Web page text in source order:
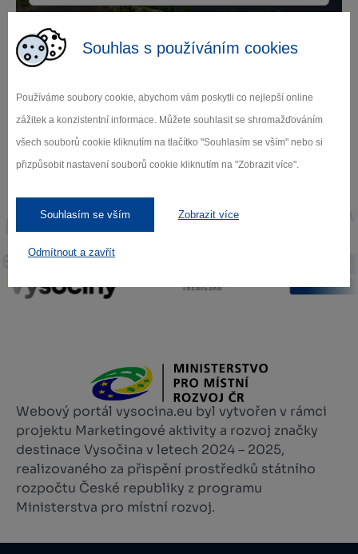
Souhlas s používáním cookies
Používáme soubory cookie, abychom vám poskytli co nejlepší online
zážitek a konzistentní informace. Můžete souhlasit se shromažďováním
všech souborů cookie kliknutím na tlačítko "Souhlasím se vším" nebo si
přizpůsobit nastavení souborů cookie kliknutím na "Zobrazit více".
Souhlasím se vším Zobrazit více
Odmítnout a zavřít
Odebírat
Naši partneři
Webový portál vysocina.eu byl vytvořen v rámci
projektu Marketingové aktivity a rozvoj značky
destinace Vysočina v letech 2024 – 2025,
realizovaného za přispění prostředků státního
rozpočtu České republiky z programu
Ministerstva pro místní rozvoj.